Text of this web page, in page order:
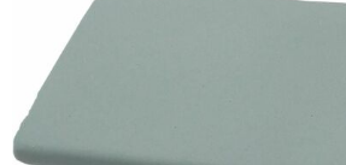
Giveaways
Drinkwaren